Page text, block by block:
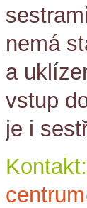
nemá
a
vstup
je i
Kontakt: